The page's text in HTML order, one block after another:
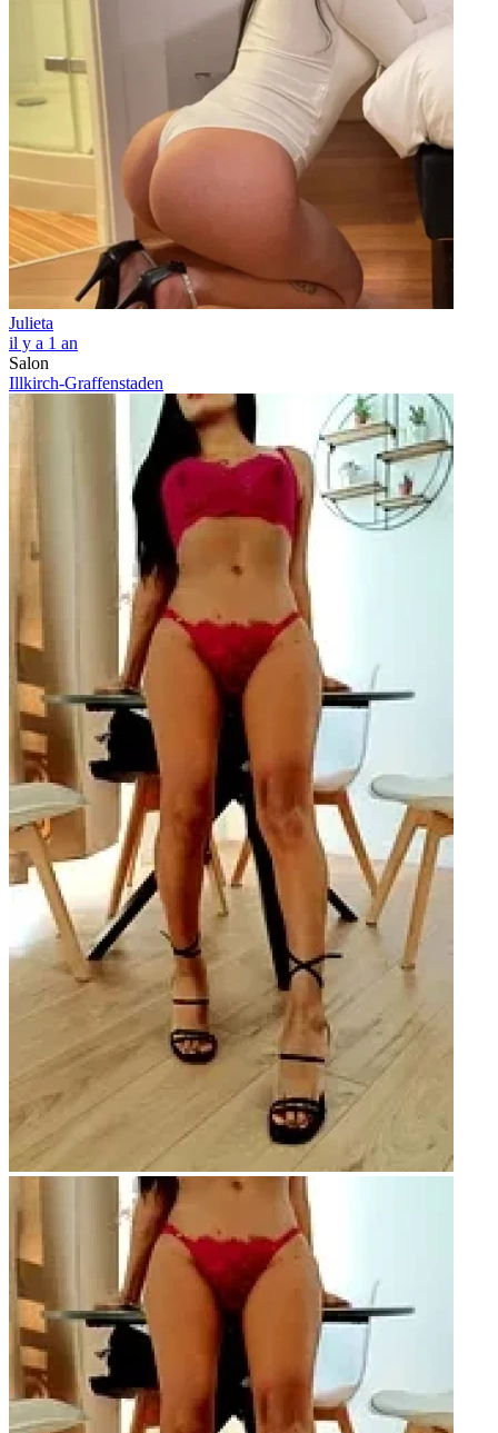
Julieta
il y a 1 an
Salon
Illkirch-Graffenstaden